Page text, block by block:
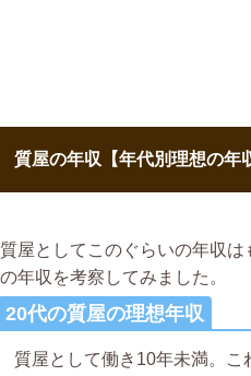
質屋の年収【年代別理想の年
質屋としてこのぐらいの年収
の年収を考察してみました。
20代の質屋の理想年収
質屋として働き10年未満。